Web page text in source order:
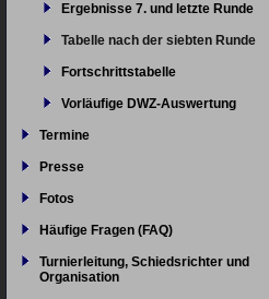
Ergebnisse 7. und letzte Runde
Tabelle nach der siebten Runde
Fortschrittstabelle
Vorläufige DWZ-Auswertung
Termine
Presse
Fotos
Häufige Fragen (FAQ)
Turnierleitung, Schiedsrichter und
Organisation